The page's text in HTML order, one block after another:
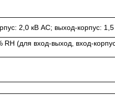
2,0 кВ AC; выход‑корпус:
(для вход‑выход,